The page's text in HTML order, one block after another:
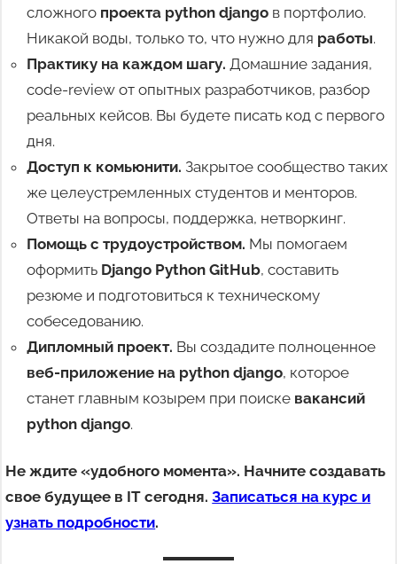
сложного проекта python django в портфолио.
Никакой воды, только то, что нужно для работы.
Практику на каждом шагу. Домашние задания,
code-review от опытных разработчиков, разбор
реальных кейсов. Вы будете писать код с первого
дня.
Доступ к комьюнити. Закрытое сообщество таких
же целеустремленных студентов и менторов.
Ответы на вопросы, поддержка, нетворкинг.
Помощь с трудоустройством. Мы помогаем
оформить Django Python GitHub, составить
резюме и подготовиться к техническому
собеседованию.
Дипломный проект. Вы создадите полноценное
веб-приложение на python django, которое
станет главным козырем при поиске вакансий
python django.
Не ждите «удобного момента». Начните создавать
свое будущее в IT сегодня.Записаться на курс и
узнать подробности.